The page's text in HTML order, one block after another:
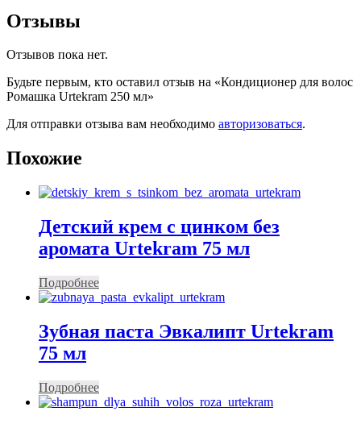
Отзывы
Отзывов пока нет.
Будьте первым, кто оставил отзыв на «Кондиционер для волос
Ромашка Urtekram 250 мл»
Для отправки отзыва вам необходимо авторизоваться.
Похожие
Детский крем с цинком без
аромата Urtekram 75 мл
Подробнее
Зубная паста Эвкалипт Urtekram
75 мл
Подробнее